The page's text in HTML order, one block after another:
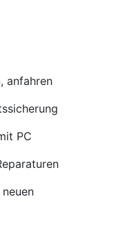
anfahren
PC